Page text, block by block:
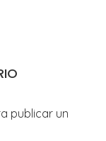
publicar un